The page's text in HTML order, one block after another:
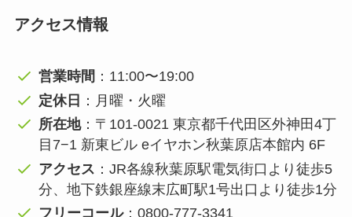
アクセス情報
営業時間 ：11:00〜19:00
定休日 ：月曜・火曜
所在地：〒101-0021 東京都千代田区外神田4丁
目7−1 新東ビル eイヤホン秋葉原店本館内 6F
アクセス ：JR各線秋葉原駅電気街口より徒歩5
分、地下鉄銀座線末広町駅1号出口より徒歩1分
フリーコール：0800-777-3341